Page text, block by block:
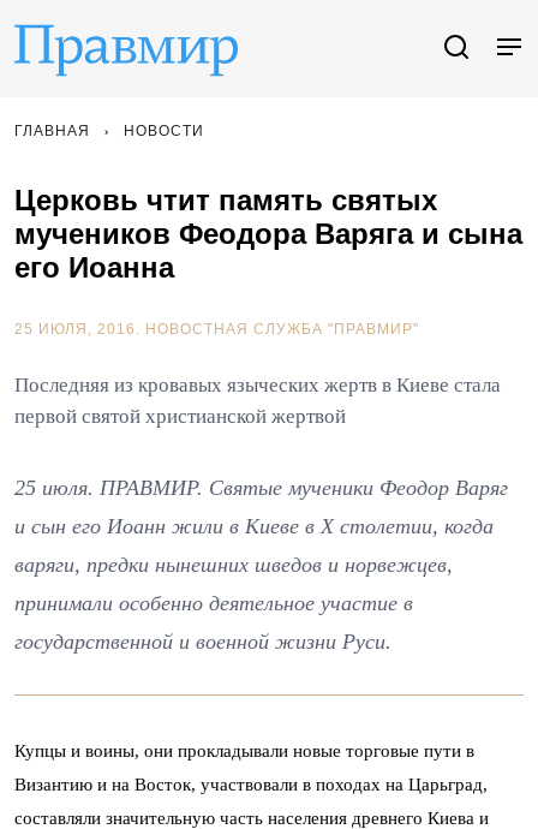
ГЛАВНАЯ НОВОСТИ
Церковь чтит память святых
мучеников Феодора Варяга и сына
его Иоанна
25 ИЮЛЯ, 2016. НОВОСТНАЯ СЛУЖБА "ПРАВМИР"
Последняя из кровавых языческих жертв в Киеве стала
первой святой христианской жертвой
25 июля. ПРАВМИР. Святые мученики Феодор Варяг
и сын его Иоанн жили в Киеве в Х столетии, когда
варяги, предки нынешних шведов и норвежцев,
принимали особенно деятельное участие в
государственной и военной жизни Руси.
Купцы и воины, они прокладывали новые торговые пути в
Византию и на Восток, участвовали в походах на Царьград,
составляли значительную часть населения древнего Киева и